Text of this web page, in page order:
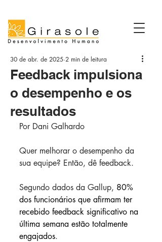
Feedback impulsiona
o desempenho e os
resultados
30 de abr. de 2025 2 min de leitura
Por Dani Galhardo
Quer melhorar o desempenho da
sua equipe? Então, dê feedback.
Segundo dados da Gallup, 80%
dos funcionários que afirmam ter
recebido feedback significativo na
última semana estão totalmente
engajados.